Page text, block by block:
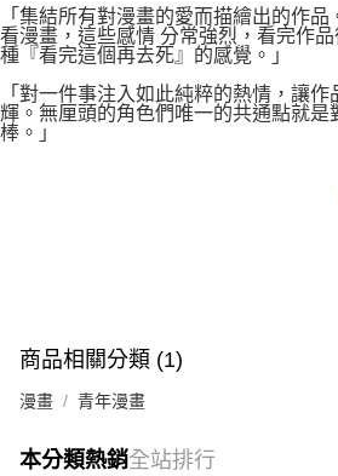
「集結所有對漫畫的愛而描繪出的作
看漫畫，這些感情 分常強烈，看完作
種『看完這個再去死』的感覺。」
「對一件事注入如此純粹的熱情，讓
輝。無厘頭的角色們唯一的共通點就是
棒。」
商品相關分類 (1)
漫畫 青年漫畫
本分類熱銷全站排行